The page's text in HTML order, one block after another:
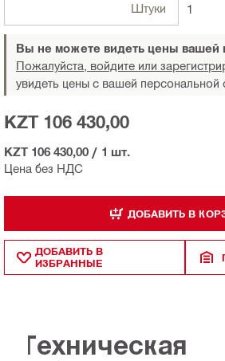
Штуки 1
Вы не можете видеть цены вашей
Пожалуйста, войдите или
увидеть цены с вашей персональной
Цена без НДС
KZT 106 430,00
KZT 106 430,00 / 1 шт.
ДОБАВИТЬ В
ДОБАВИТЬ В
ИЗБРАННЫЕ
Техническая